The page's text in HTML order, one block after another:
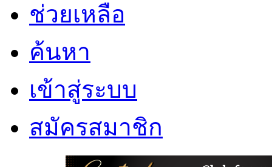
ช่วยเหลือ
ค้นหา
เข้าสู่ระบบ
สมัครสมาชิก